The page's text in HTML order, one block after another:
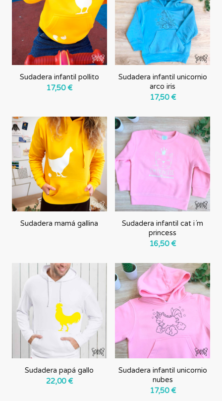
forma
ascendente
Sudadera infantil pollito
17,50€
Sudadera infantil unicornio
arco iris
17,50€
Sudadera mamá gallina
Sudadera infantil cat i´m
princess
16,50€
Sudadera papá gallo
22,00€
Sudadera infantil unicornio
nubes
17,50€